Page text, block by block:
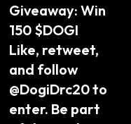
Giveaway: Win
150 $DOGI
Like, retweet,
and follow
@DogiDrc20 to
enter. Be part